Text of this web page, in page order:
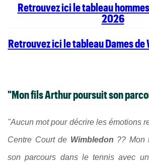
Retrouvez ici le tableau
2026
Retrouvez ici le tableau Dames
"Mon filsArthurpoursuit son
"Aucun mot pour décrire les émotions
Centre Court de Wimbledon ?? Mon
son parcours dans le tennis avec